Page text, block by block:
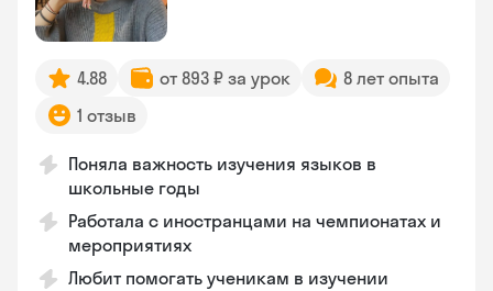
4.88 от 893 ₽ за урок
8 лет опыта
1 отзыв
Поняла важность изучения языков в
школьные годы
Работала с иностранцами на чемпионатах и
мероприятиях
Любит помогать ученикам в изучении